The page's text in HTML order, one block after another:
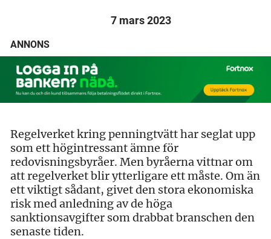
7 mars 2023
ANNONS
Regelverket kring penningtvätt har seglat upp
som ett högintressant ämne för
redovisningsbyråer. Men byråerna vittnar om
att regelverket blir ytterligare ett måste. Om än
ett viktigt sådant, givet den stora ekonomiska
risk med anledning av de höga
sanktionsavgifter som drabbat branschen den
senaste tiden.